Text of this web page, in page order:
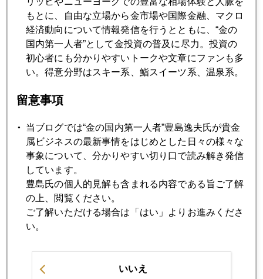
グリーンスパンの最新論文
2009年06月29日
アリとキリギリスの共存経済 パート２
2009年06月24日
2009年06月23日
新たなイラン政情不安
2009年06月19日
一円パチンコというディレバレッジ
もとに、自由な立場から金市場や国際金融、マクロ
経済動向について情報発信を行うとともに、“金の
国内第一人者”として金投資の普及に尽力。投資の
初心者にも分かりやすいトークや文章にファンも多
い。得意分野はスキー系、鮨スイーツ系、温泉系。
留意事項
当ブログでは“金の国内第一人者”豊島逸夫氏が貴金
属ビジネスの最新事情をはじめとした日々の様々な
事象について、分かりやすい切り口で読み解き発信
しています。
豊島氏の個人的見解も含まれる内容である旨ご了解
の上、閲覧ください。
ご了解いただける場合は「はい」よりお進みくださ
い。
いいえ